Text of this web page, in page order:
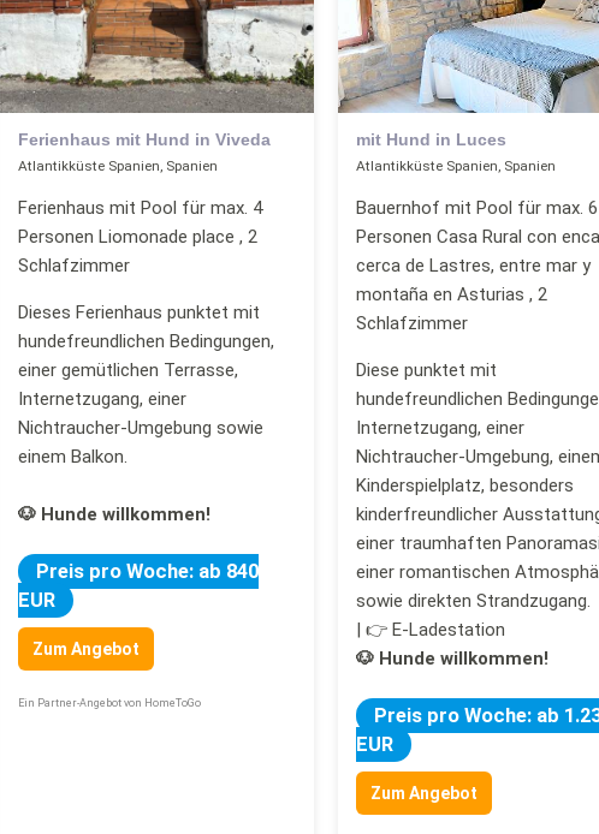
Ferienhaus mit Hund in Viveda
Atlantikküste Spanien, Spanien
Ferienhaus mit Pool für max. 4
Personen Liomonade place , 2
Schlafzimmer
Dieses Ferienhaus punktet mit
hundefreundlichen Bedingungen,
einer gemütlichen Terrasse,
Internetzugang, einer
Nichtraucher-Umgebung sowie
einem Balkon.
🐶 Hunde willkommen!
Preis pro Woche: ab 840
EUR
Zum Angebot
Ein Partner-Angebot von HomeToGo
mit Hund in Luces
Atlantikküste Spanien, Spanien
Bauernhof mit Pool für max. 6
Personen Casa Rural con
cerca de Lastres, entre mar y
montaña en Asturias , 2
Schlafzimmer
Diese punktet mit
hundefreundlichen
Internetzugang, einer
Nichtraucher-Umgebung,
Kinderspielplatz, besonders
kinderfreundlicher
einer traumhaften
einer romantischen
sowie direkten Strandzugang.
| 👉 E-Ladestation
🐶 Hunde willkommen!
Preis pro Woche: ab
EUR
Zum Angebot